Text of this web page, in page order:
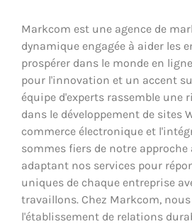
Markcom est une agence de
dynamique engagée à aider les
prospérer dans le monde en
pour l'innovation et un accent
équipe d'experts rassemble une
dans le développement de sites
commerce électronique et
sommes fiers de notre approche
adaptant nos services pour
uniques de chaque entreprise
travaillons. Chez Markcom,
l'établissement de relations